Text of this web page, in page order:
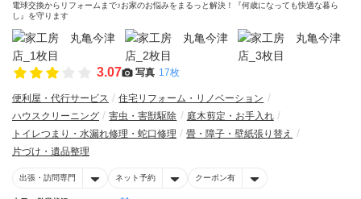
電球交換からリフォームまで♪お家のお悩みをまるっと解決！『何歳になっても快適な暮ら
し』を守ります
3.07 写真 17枚
便利屋・代行サービス
住宅リフォーム・リノベーション
ハウスクリーニング
害虫・害獣駆除
庭木剪定・お手入れ
トイレつまり・水漏れ修理・蛇口修理
畳・障子・壁紙張り替え
片づけ・遺品整理
出張・訪問専門 ネット予約 クーポン有